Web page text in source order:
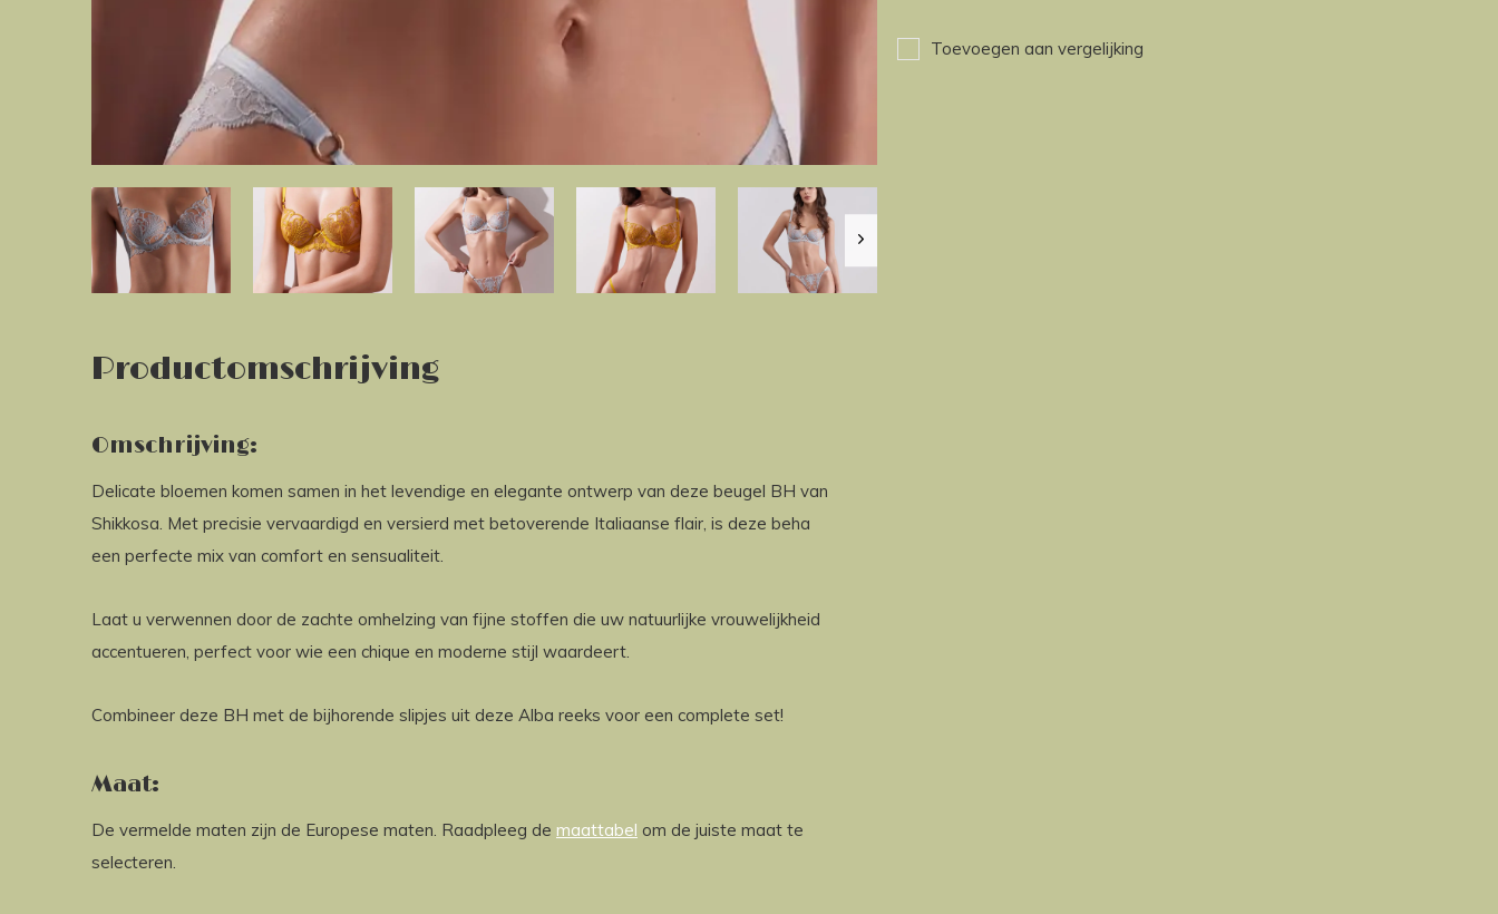
Toevoegen aan vergelijking
Productomschrijving
Omschrijving:
Delicate bloemen komen samen in het levendige en elegante ontwerp van deze beugel BH van
Shikkosa. Met precisie vervaardigd en versierd met betoverende Italiaanse flair, is deze beha
een perfecte mix van comfort en sensualiteit.
Laat u verwennen door de zachte omhelzing van fijne stoffen die uw natuurlijke vrouwelijkheid
accentueren, perfect voor wie een chique en moderne stijl waardeert.
Combineer deze BH met de bijhorende slipjes uit deze Alba reeks voor een complete set!
Maat:
De vermelde maten zijn de Europese maten. Raadpleeg de maattabel om de juiste maat te
selecteren.